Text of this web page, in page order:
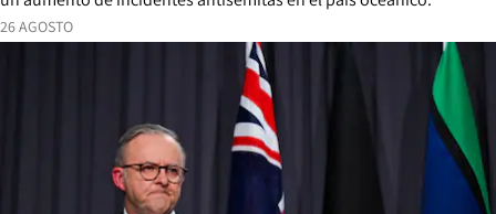
26 AGOSTO